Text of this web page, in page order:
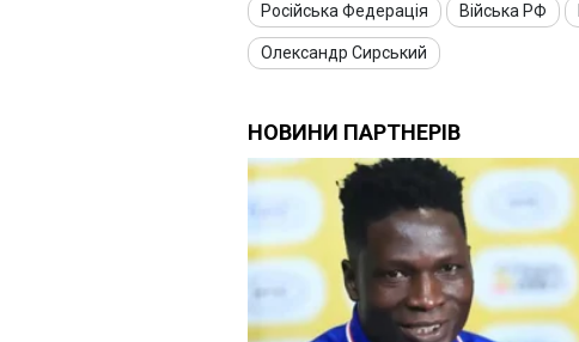
Російська Федерація Війська РФ
Олександр Сирський